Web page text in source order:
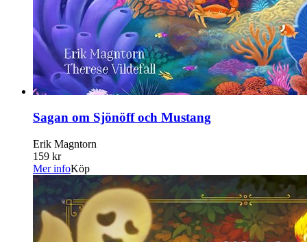
Sagan om Sjönöff och Mustang
Erik Magntorn
159 kr
Mer infoKöp